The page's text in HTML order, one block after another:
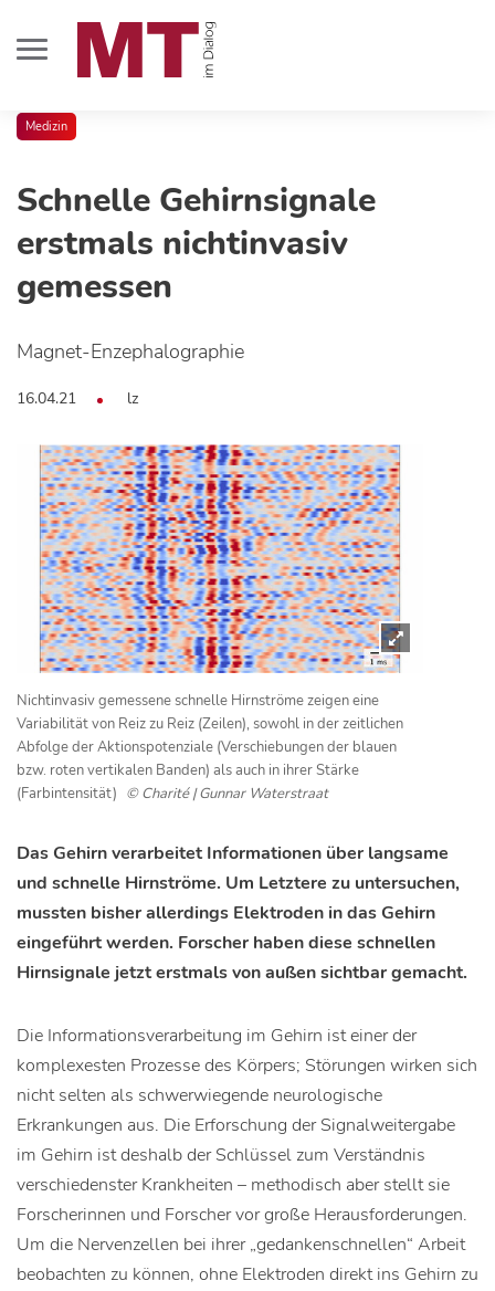
Medizin
Schnelle Gehirnsignale
erstmals nichtinvasiv
gemessen
Magnet-Enzephalographie
16.04.21 lz
Nichtinvasiv gemessene schnelle Hirnströme zeigen eine
Variabilität von Reiz zu Reiz (Zeilen), sowohl in der zeitlichen
Abfolge der Aktionspotenziale (Verschiebungen der blauen
bzw. roten vertikalen Banden) als auch in ihrer Stärke
(Farbintensität) © Charité | Gunnar Waterstraat
Das Gehirn verarbeitet Informationen über langsame
und schnelle Hirnströme. Um Letztere zu untersuchen,
mussten bisher allerdings Elektroden in das Gehirn
eingeführt werden. Forscher haben diese schnellen
Hirnsignale jetzt erstmals von außen sichtbar gemacht.
Die Informationsverarbeitung im Gehirn ist einer der
komplexesten Prozesse des Körpers; Störungen wirken sich
nicht selten als schwerwiegende neurologische
Erkrankungen aus. Die Erforschung der Signalweitergabe
im Gehirn ist deshalb der Schlüssel zum Verständnis
verschiedenster Krankheiten – methodisch aber stellt sie
Forscherinnen und Forscher vor große Herausforderungen.
Um die Nervenzellen bei ihrer „gedankenschnellen“ Arbeit
beobachten zu können, ohne Elektroden direkt ins Gehirn zu